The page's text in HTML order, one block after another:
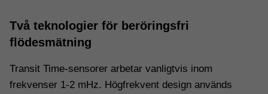
Två teknologier för beröringsfri
flödesmätning
Transit Time-sensorer arbetar vanligtvis inom
frekvenser 1-2 mHz. Högfrekvent design används